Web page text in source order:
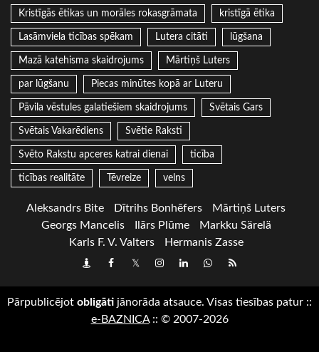
Kristīgās ētikas un morāles rokasgrāmata kristīgā ētika
Lasāmviela ticības spēkam Lutera citāti lūgšana
Mazā katehisma skaidrojums Mārtiņš Luters
par lūgšanu Piecas minūtes kopā ar Luteru
Pāvila vēstules galatiešiem skaidrojums Svētais Gars
Svētais Vakarēdiens Svētie Raksti
Svēto Rakstu apceres katrai dienai ticība
ticības realitāte Tēvreize velns
Aleksandrs Bite Dītrihs Bonhēfers
Mārtiņš Luters
Georgs Mancelis
Ilārs Plūme
Markku Särelä
Karls F. V. Valters
Hermanis Zasse
DraugiemFacebook
TwitterInstagram
LinkedInwhatsapp
RSS
Pārpublicējot obligāti jānorāda atsauce. Visas tiesības patur ::
e-BAZNICA:: © 2007-2026